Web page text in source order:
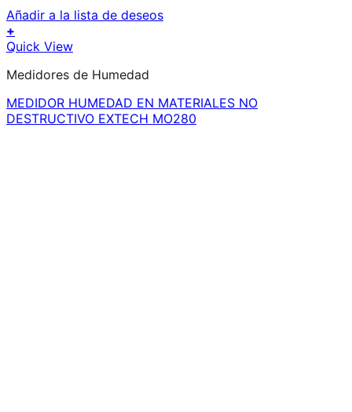
Añadir a la lista de deseos
+
Quick View
Medidores de Humedad
MEDIDOR HUMEDAD EN MATERIALES NO
DESTRUCTIVO EXTECH MO280